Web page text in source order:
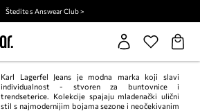
Štedite s Answear Club >
Karl Lagerfel Jeans je modna marka koji slavi
individualnost - stvoren za buntovnice i
trendseterice. Kolekcije spajaju mladenački ulični
stil s najmodernijim bojama sezone i neočekivanim